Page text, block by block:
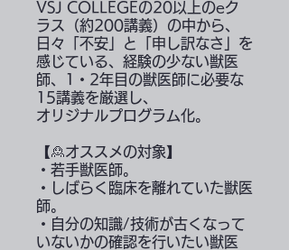
VSJ COLLEGEの20以上のeク
ラス（約200講義）の中から、
日々「不安」と「申し訳なさ」を
感じている、経験の少ない獣医
師、1・2年目の獣医師に必要な
15講義を厳選し、
オリジナルプログラム化。
【🙎オススメの対象】
・若手獣医師。
・しばらく臨床を離れていた獣医
師。
・自分の知識/技術が古くなって
いないかの確認を行いたい獣医